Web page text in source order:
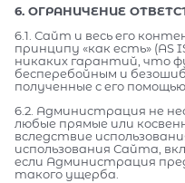
6. ОГРАНИЧЕНИЕ
6.1. Сайт и весь его
принципу «как есть»
никаких гарантий, что
бесперебойным и
полученные с его
6.2. Администрация не
любые прямые или
вследствие
использования Сайта,
если Администрация
такого ущерба.